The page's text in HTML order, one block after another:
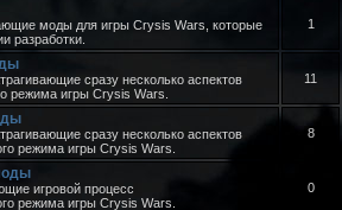
моды для игры Crysis Wars, которые
разработки.
1
сразу несколько аспектов
режима игры Crysis Wars.
11
сразу несколько аспектов
режима игры Crysis Wars.
8
игровой процесс
режима игры Crysis Wars.
0